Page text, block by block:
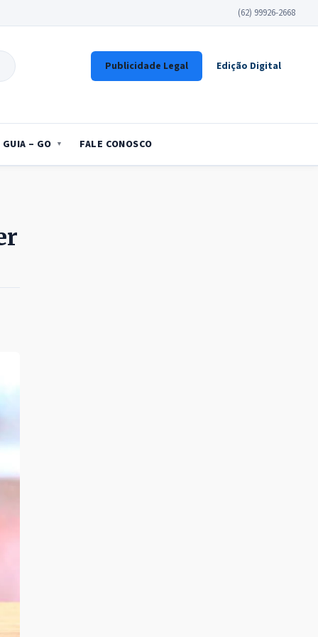
(62) 99926-2668
Publicidade Legal Edição Digital
GUIA – GO FALE CONOSCO